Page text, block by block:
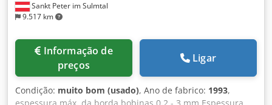
Sankt Peter im Sulmtal
9.517 km
preços
Ligar
Condição: muito bom (usado), Ano de fabrico: 1993,